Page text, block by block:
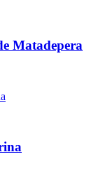
Matadepera